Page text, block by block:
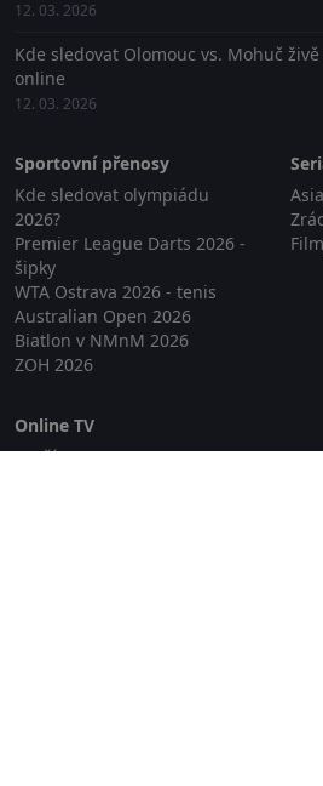
12. 03. 2026
Kde sledovat Olomouc vs. Mohuč
online
12. 03. 2026
Sportovní přenosy
Kde sledovat olympiádu
2026?
Premier League Darts 2026 -
šipky
WTA Ostrava 2026 - tenis
Australian Open 2026
Biatlon v NMnM 2026
ZOH 2026
Online TV
Lepší.TV